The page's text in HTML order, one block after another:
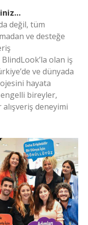
değil, tüm
ve desteğe
olan iş
ve dünyada
hayata
bireyler,
deneyimi